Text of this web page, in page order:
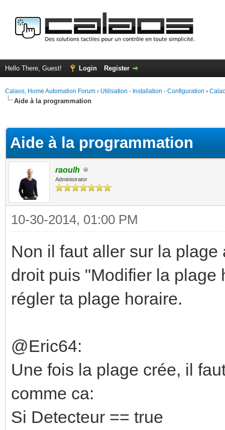
Hello There, Guest! Login Register
Calaos, Home Automation Forum › Utilisation - Installation - Configuration ›
Aide à la programmation
Aide à la programmation
raoulh
Administrator
10-30-2014, 01:00 PM
Non il faut aller sur la
droit puis "Modifier la plage
régler ta plage horaire.
@Eric64:
Une fois la plage crée, il
comme ca:
Si Detecteur == true